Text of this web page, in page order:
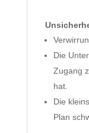
Die
Zugang
hat.
Die
Plan